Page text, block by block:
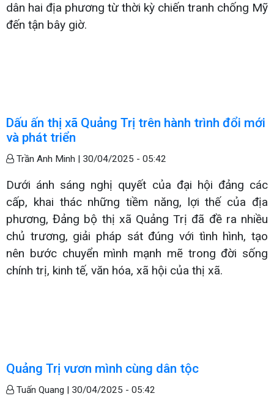
dân hai địa phương từ thời kỳ chiến tranh chống Mỹ
đến tận bây giờ.
Dấu ấn thị xã Quảng Trị trên hành trình đổi mới
và phát triển
Trần Anh Minh | 30/04/2025 - 05:42
Dưới ánh sáng nghị quyết của đại hội đảng các
cấp, khai thác những tiềm năng, lợi thế của địa
phương, Đảng bộ thị xã Quảng Trị đã đề ra nhiều
chủ trương, giải pháp sát đúng với tình hình, tạo
nên bước chuyển mình mạnh mẽ trong đời sống
chính trị, kinh tế, văn hóa, xã hội của thị xã.
Quảng Trị vươn mình cùng dân tộc
Tuấn Quang | 30/04/2025 - 05:42